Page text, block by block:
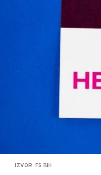
IZVOR: FS BIH